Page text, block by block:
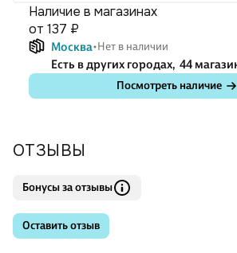
Наличие в магазинах
от 137 ₽
Москва Нет в наличии
Есть в других городах, 44
Посмотреть наличие
ОТЗЫВЫ
Бонусы за отзывы
Оставить отзыв